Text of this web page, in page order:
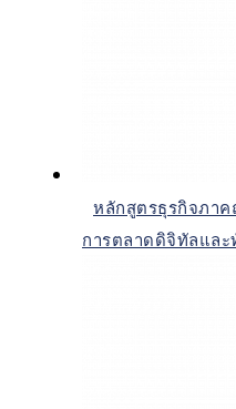
หลักสูตรธุรกิจภาค
การตลาดดิจิทัลและ